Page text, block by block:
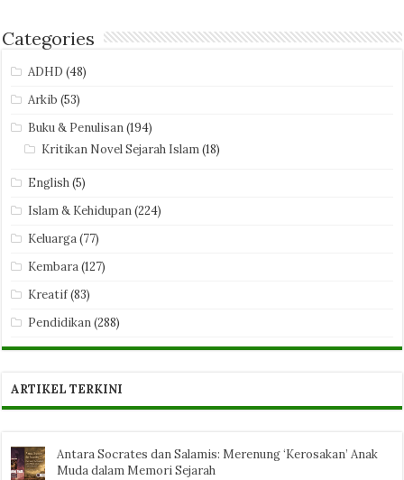
Categories
ADHD (48)
Arkib (53)
Buku & Penulisan(194)
Kritikan Novel Sejarah Islam(18)
English(5)
Islam & Kehidupan(224)
Keluarga(77)
Kembara(127)
Kreatif(83)
Pendidikan(288)
ARTIKEL TERKINI
Antara Socrates dan Salamis: Merenung ‘Kerosakan’ Anak
Muda dalam Memori Sejarah